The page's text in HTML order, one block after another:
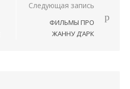
Следующая запись
ФИЛЬМЫ ПРО
ЖАННУ Д’АРК